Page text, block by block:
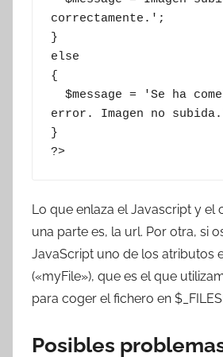
correctamente.';
}
else
{
error. Imagen no
}
?>
Lo que enlaza el Javascript y el
una parte es, la url. Por otra, si
JavaScript uno de los atributos
(«myFile»), que es el que
para coger el fichero en
Posibles